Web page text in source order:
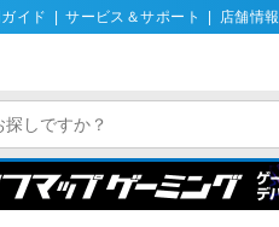
イド サービス＆サポート 店舗情報